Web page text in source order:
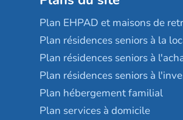
Plan EHPAD et maisons de
Plan résidences seniors à la
Plan résidences seniors à
Plan résidences seniors à
Plan hébergement familial
Plan services à domicile